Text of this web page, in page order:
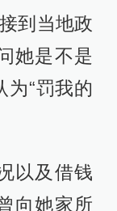
到当地政
她是不是
“罚我的
以及借钱
向她家所